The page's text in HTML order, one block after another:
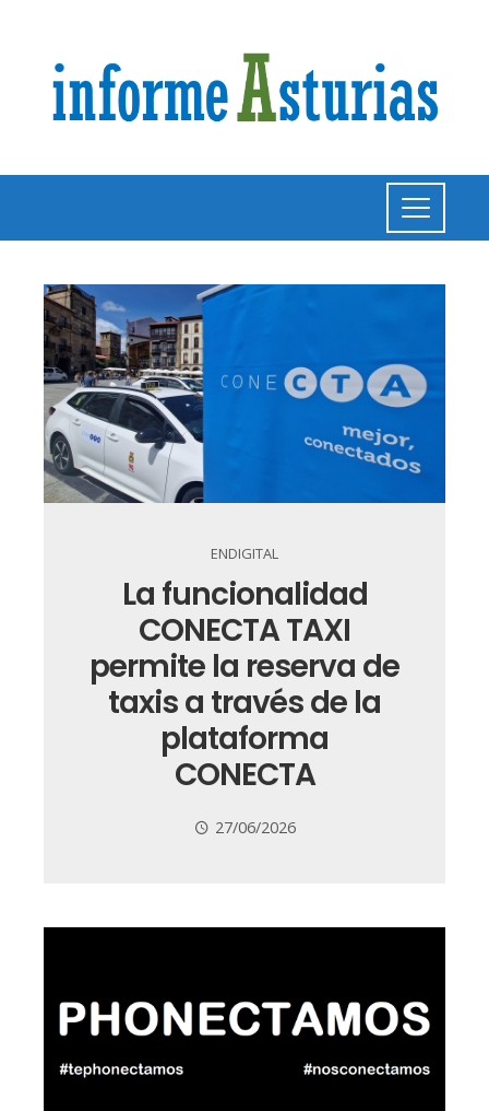
ENDIGITAL
La funcionalidad
CONECTA TAXI
permite la reserva de
taxis a través de la
plataforma
CONECTA
27/06/2026